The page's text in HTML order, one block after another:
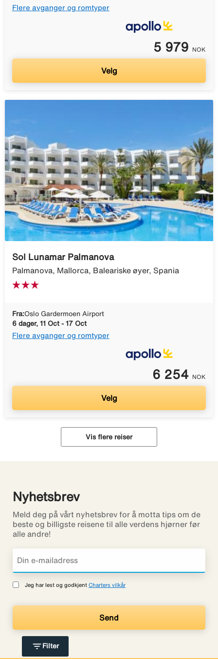
filter_list Filter
Flere avganger og romtyper
5 979 NOK
Velg
Sol Lunamar Palmanova
Palmanova, Mallorca, Baleariske øyer, Spania
Fra:Oslo Gardermoen Airport
6 dager, 11 Oct - 17 Oct
Flere avganger og romtyper
6 254 NOK
Velg
Vis flere reiser
Nyhetsbrev
Meld deg på vårt nyhetsbrev for å motta tips om de
beste og billigste reisene til alle verdens hjørner før
alle andre!
Jeg har lest og godkjent Charters vilkår